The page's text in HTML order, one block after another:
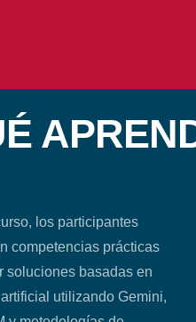
los participantes
competencias prácticas
soluciones basadas en
utilizando Gemini,